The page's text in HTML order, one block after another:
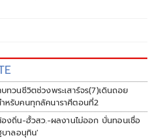
ทวนชีวิตช่วงพระเสาร์จร(7)เดินถอย
หรับคนทุกลัคนาราศีตอนที่2
งถิ่น-ฮั้วสว.-ผลงานไม่ออก บั่นทอนเชื่อ
าลอนุทิน'